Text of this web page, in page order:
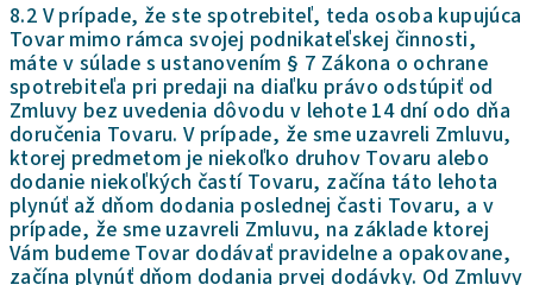
8.2 V prípade, že ste spotrebiteľ, teda osoba kupujúca
Tovar mimo rámca svojej podnikateľskej činnosti,
máte v súlade s ustanovením § 7 Zákona o ochrane
spotrebiteľa pri predaji na diaľku právo odstúpiť od
Zmluvy bez uvedenia dôvodu v lehote 14 dní odo dňa
doručenia Tovaru. V prípade, že sme uzavreli Zmluvu,
ktorej predmetom je niekoľko druhov Tovaru alebo
dodanie niekoľkých častí Tovaru, začína táto lehota
plynúť až dňom dodania poslednej časti Tovaru, a v
prípade, že sme uzavreli Zmluvu, na základe ktorej
Vám budeme Tovar dodávať pravidelne a opakovane,
začína plynúť dňom dodania prvej dodávky. Od Zmluvy